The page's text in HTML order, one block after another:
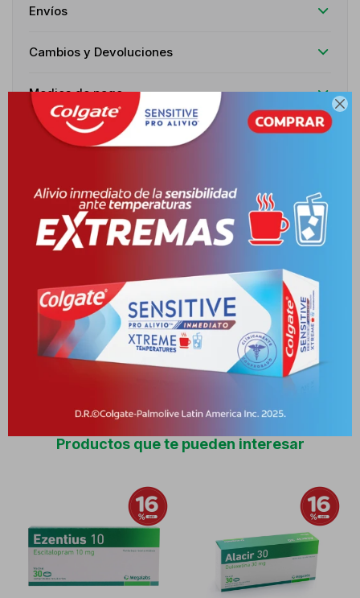

Envíos
Cambios y Devoluciones
Medios de pago
Características
INDICACIONES TRATAMIENTO DE LA DEPRESIÓN MAYOR. ACCIÓN
TERAPÉUTICA ANTIDEPRESIVO. RANGO DE EDAD DE 14 A?OS EN
ADELANTE. POSOLOGÍ
Productos que te pueden interesar